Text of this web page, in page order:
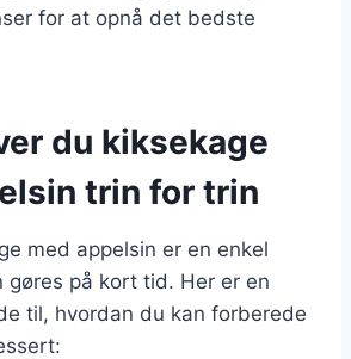
for at opnå det bedste
du kiksekage
trin for trin
med appelsin er en enkel
gøres på kort tid. Her er en
til, hvordan du kan forberede